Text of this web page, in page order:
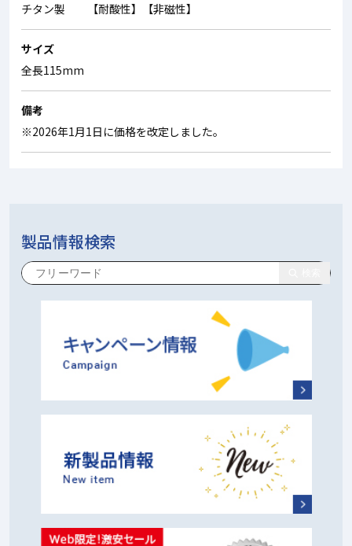
チタン製 【耐酸性】【非磁性】
サイズ
全長115mm
備考
※2026年1月1日に価格を改定しました。
製品情報検索